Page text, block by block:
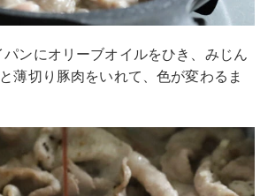
にオリーブオイルをひき、みじん
薄切り豚肉をいれて、色が変わるま